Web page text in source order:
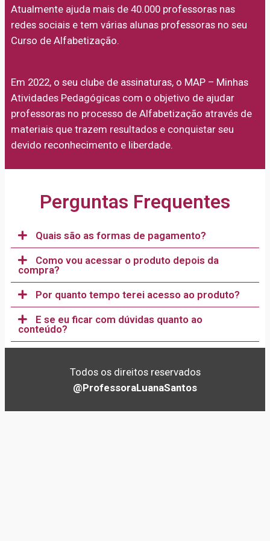
Atualmente ajuda mais de 40.000 professoras nas
redes sociais e tem várias alunas professoras no seu
Curso de Alfabetização.
Em 2022, o seu clube de assinaturas, o MAP – Minhas
Atividades Pedagógicas com o objetivo de ajudar
professoras no processo de Alfabetização através de
materiais que trazem resultados e conquistar seu
devido reconhecimento e liberdade.
Perguntas Frequentes
Quais são as formas de pagamento?
Como vou acessar o produto depois da
compra?
Por quanto tempo terei acesso ao produto?
E se eu ficar com dúvidas quanto ao
conteúdo?
Todos os direitos reservados
@ProfessoraLuanaSantos